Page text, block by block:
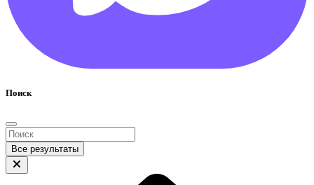
Поиск
Все результаты